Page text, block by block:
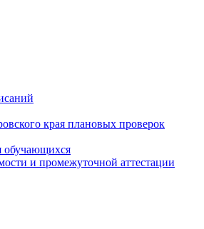
края плановых проверок
обучающихся
и промежуточной аттестации